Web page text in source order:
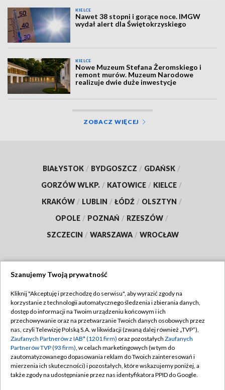
KIELCE
Nawet 38 stopni i gorące noce. IMGW
wydał alert dla Świętokrzyskiego
KIELCE
Nowe Muzeum Stefana Żeromskiego i
remont murów. Muzeum Narodowe
realizuje dwie duże inwestycje
ZOBACZ WIĘCEJ
BIAŁYSTOK / BYDGOSZCZ / GDAŃSK /
GORZÓW WLKP. / KATOWICE / KIELCE /
KRAKÓW / LUBLIN / ŁÓDŹ / OLSZTYN /
OPOLE / POZNAŃ / RZESZÓW /
SZCZECIN / WARSZAWA / WROCŁAW
TVP
Abonament TVP
Emisja w TVP
Centrum informacji TVP
Naziemna Telewizja Cyfrowa
Regulamin TVP
Polityka prywatności
Moje zgody
Pomoc
Szanujemy Twoją prywatność
Kliknij "Akceptuję i przechodzę do serwisu", aby wyrazić zgody na
korzystanie z technologii automatycznego śledzenia i zbierania danych,
dostęp do informacji na Twoim urządzeniu końcowym i ich
przechowywanie oraz na przetwarzanie Twoich danych osobowych przez
nas, czyli Telewizję Polską S.A. w likwidacji (zwaną dalej również „TVP”),
Zaufanych Partnerów z IAB* (1201 firm) oraz pozostałych Zaufanych
Partnerów TVP (93 firm), w celach marketingowych (w tym do
zautomatyzowanego dopasowania reklam do Twoich zainteresowań i
mierzenia ich skuteczności) i pozostałych, które wskazujemy poniżej, a
także zgody na udostępnianie przez nas identyfikatora PPID do Google.